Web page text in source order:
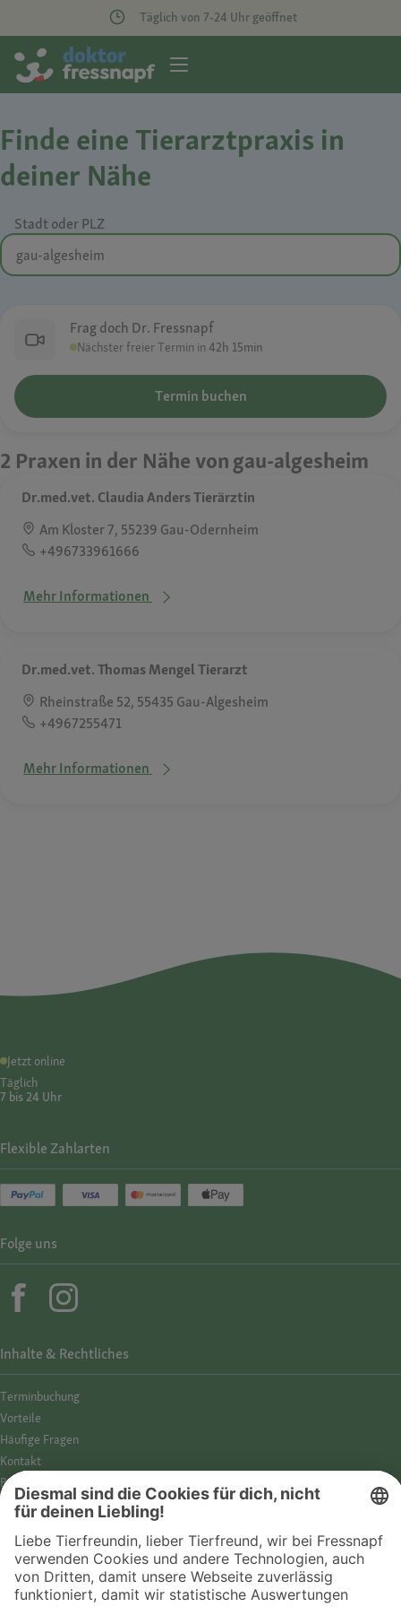
Täglich von 7-24 Uhr geöffnet
Finde eine Tierarztpraxis in
deiner Nähe
Stadt oder PLZ
Frag doch Dr. Fressnapf
Nächster freier Termin in 42h 15min
Termin buchen
2 Praxen in der Nähe von gau-algesheim
Dr.med.vet. Claudia Anders Tierärztin
Am Kloster 7, 55239 Gau-Odernheim
+496733961666
Mehr Informationen
Dr.med.vet. Thomas Mengel Tierarzt
Rheinstraße 52, 55435 Gau-Algesheim
+4967255471
Mehr Informationen
Jetzt online
Täglich
7 bis 24 Uhr
Inhalte & Rechtliches
Termin­buchung
Vorteile
Häufige Fragen
Kontakt
Barrierefreiheit
Impressum
Cookies
AGB
Flexible Zahlarten
Folge uns